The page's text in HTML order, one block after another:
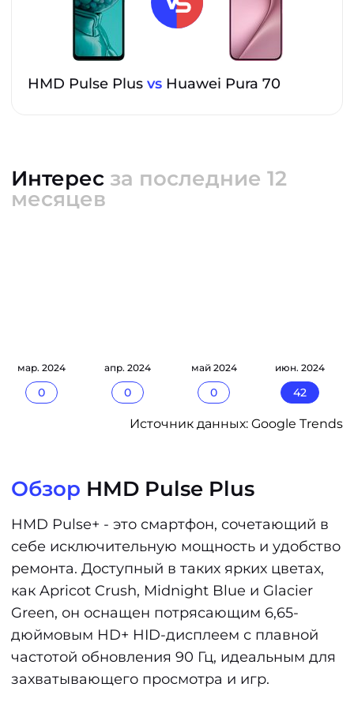
HMD Pulse Plus vs Huawei Pura 70
Интерес за последние 12
месяцев
мар. 2024
0
апр. 2024
0
май 2024
0
июн. 2024
42
Источник данных: Google Trends
Обзор HMD Pulse Plus
HMD Pulse+ - это смартфон, сочетающий в
себе исключительную мощность и удобство
ремонта. Доступный в таких ярких цветах,
как Apricot Crush, Midnight Blue и Glacier
Green, он оснащен потрясающим 6,65-
дюймовым HD+ HID-дисплеем с плавной
частотой обновления 90 Гц, идеальным для
захватывающего просмотра и игр.